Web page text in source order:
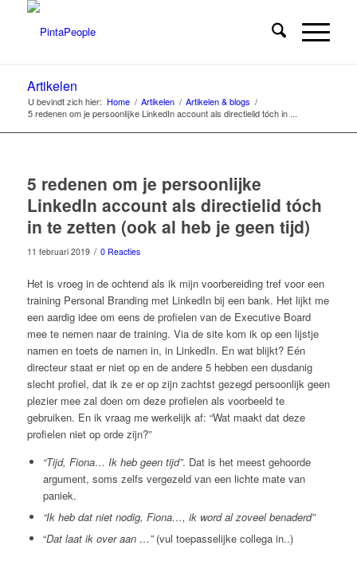
Artikelen
U bevindt zich hier: Home / Artikelen / Artikelen & blogs /
5 redenen om je persoonlijke LinkedIn account als directielid tóch in ...
5 redenen om je persoonlijke
LinkedIn account als directielid tóch
in te zetten (ook al heb je geen tijd)
11 februari 2019 / 0 Reacties
Het is vroeg in de ochtend als ik mijn voorbereiding tref voor een
training Personal Branding met LinkedIn bij een bank. Het lijkt me
een aardig idee om eens de profielen van de Executive Board
mee te nemen naar de training. Via de site kom ik op een lijstje
namen en toets de namen in, in LinkedIn. En wat blijkt? Eén
directeur staat er niet op en de andere 5 hebben een dusdanig
slecht profiel, dat ik ze er op zijn zachtst gezegd persoonlijk geen
plezier mee zal doen om deze profielen als voorbeeld te
gebruiken. En ik vraag me werkelijk af: “Wat maakt dat deze
profielen niet op orde zijn?”
“Tijd, Fiona… Ik heb geen tijd”. Dat is het meest gehoorde
argument, soms zelfs vergezeld van een lichte mate van
paniek.
“Ik heb dat niet nodig, Fiona…, ik word al zoveel benaderd”
“Dat laat ik over aan …” (vul toepasselijke collega in..)